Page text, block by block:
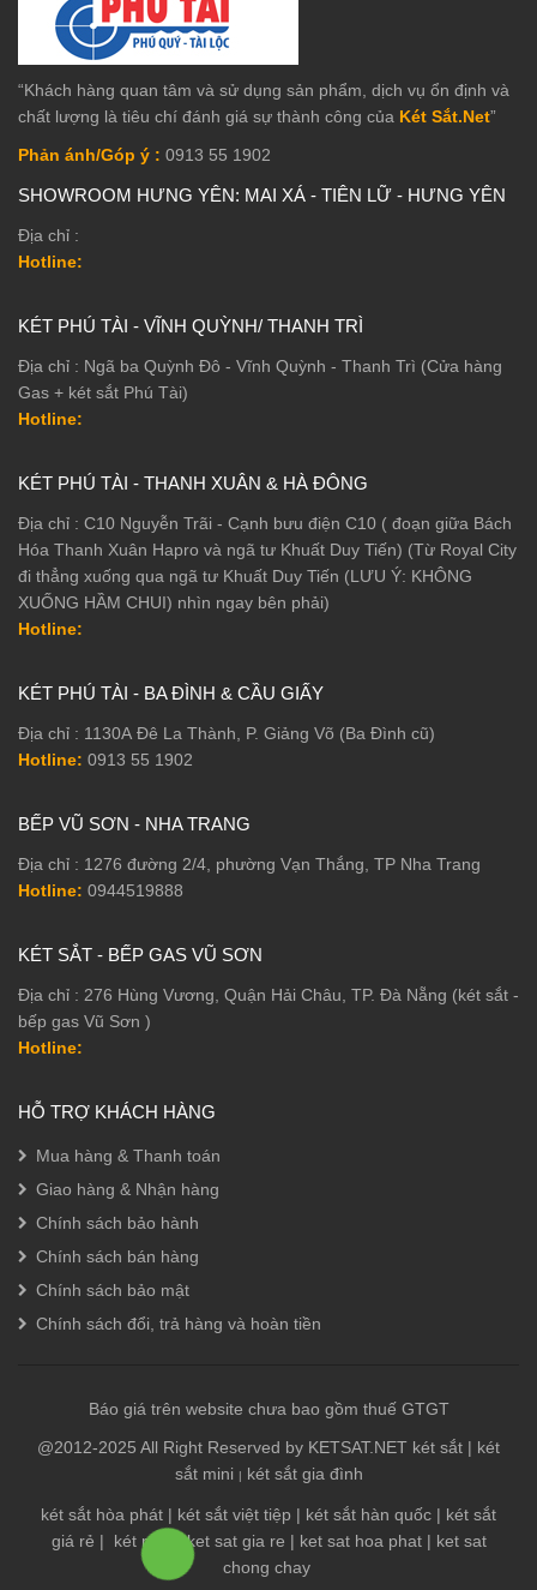
“Khách hàng quan tâm và sử dụng sản phẩm, dịch vụ ổn định và
chất lượng là tiêu chí đánh giá sự thành công của Két Sắt.Net”
Phản ánh/Góp ý : 0913 55 1902
SHOWROOM HƯNG YÊN: MAI XÁ - TIÊN LỮ - HƯNG YÊN
Địa chỉ :
Hotline:
KÉT PHÚ TÀI - VĨNH QUỲNH/ THANH TRÌ
Địa chỉ : Ngã ba Quỳnh Đô - Vĩnh Quỳnh - Thanh Trì (Cửa hàng
Gas + két sắt Phú Tài)
Hotline:
KÉT PHÚ TÀI - THANH XUÂN & HÀ ĐÔNG
Địa chỉ : C10 Nguyễn Trãi - Cạnh bưu điện C10 ( đoạn giữa Bách
Hóa Thanh Xuân Hapro và ngã tư Khuất Duy Tiến) (Từ Royal City
đi thẳng xuống qua ngã tư Khuất Duy Tiến (LƯU Ý: KHÔNG
XUỐNG HẦM CHUI) nhìn ngay bên phải)
Hotline:
KÉT PHÚ TÀI - BA ĐÌNH & CẦU GIẤY
Địa chỉ : 1130A Đê La Thành, P. Giảng Võ (Ba Đình cũ)
Hotline: 0913 55 1902
BẾP VŨ SƠN - NHA TRANG
Địa chỉ : 1276 đường 2/4, phường Vạn Thắng, TP Nha Trang
Hotline: 0944519888
KÉT SẮT - BẾP GAS VŨ SƠN
Địa chỉ : 276 Hùng Vương, Quận Hải Châu, TP. Đà Nẵng (két sắt -
bếp gas Vũ Sơn )
Hotline:
HỖ TRỢ KHÁCH HÀNG
Mua hàng & Thanh toán
Giao hàng & Nhận hàng
Chính sách bảo hành
Chính sách bán hàng
Chính sách bảo mật
Chính sách đổi, trả hàng và hoàn tiền
Báo giá trên website chưa bao gồm thuế GTGT
@2012-2025 All Right Reserved by KETSAT.NET két sắt | két
sắt mini | két sắt gia đình
két sắt hòa phát | két sắt việt tiệp | két sắt hàn quốc | két sắt
giá rẻ | két mini |ket sat gia re | ket sat hoa phat| ket sat
chong chay